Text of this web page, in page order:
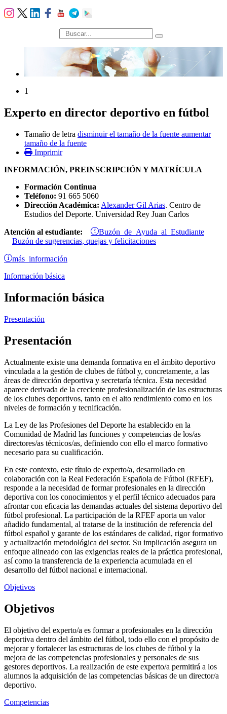
búsqueda
1
Experto en director deportivo en fútbol
Tamaño de letra disminuir el tamaño de la fuente aumentar
tamaño de la fuente
Imprimir
INFORMACIÓN, PREINSCRIPCIÓN Y MATRÍCULA
Formación Continua
Teléfono: 91 665 5060
Dirección Académica: Alexander Gil Arias. Centro de
Estudios del Deporte. Universidad Rey Juan Carlos
Atención al estudiante: Buzón de Ayuda al Estudiante
Buzón de sugerencias, quejas y felicitaciones
más información
Información básica
Información básica
Presentación
Presentación
Actualmente existe una demanda formativa en el ámbito deportivo
vinculada a la gestión de clubes de fútbol y, concretamente, a las
áreas de dirección deportiva y secretaría técnica. Esta necesidad
aparece derivada de la creciente profesionalización de las estructuras
de los clubes deportivos, tanto en el alto rendimiento como en los
niveles de formación y tecnificación.
La Ley de las Profesiones del Deporte ha establecido en la
Comunidad de Madrid las funciones y competencias de los/as
directores/as técnicos/as, definiendo con ello el marco formativo
necesario para su cualificación.
En este contexto, este título de experto/a, desarrollado en
colaboración con la Real Federación Española de Fútbol (RFEF),
responde a la necesidad de formar profesionales en la dirección
deportiva con los conocimientos y el perfil técnico adecuados para
afrontar con eficacia las demandas actuales del sistema deportivo del
fútbol profesional. La participación de la RFEF aporta un valor
añadido fundamental, al tratarse de la institución de referencia del
fútbol español y garante de los estándares de calidad, rigor formativo
y actualización metodológica del sector. Su implicación asegura un
enfoque alineado con las exigencias reales de la práctica profesional,
así como la transferencia de la experiencia acumulada en el
desarrollo del fútbol nacional e internacional.
Objetivos
Objetivos
El objetivo del experto/a es formar a profesionales en la dirección
deportiva dentro del ámbito del fútbol, todo ello con el propósito de
mejorar y fortalecer las estructuras de los clubes de fútbol y la
mejora de las competencias profesionales y personales de sus
gestores deportivos. La realización de este experto/a permitirá a los
alumnos la adquisición de las competencias básicas de un director/a
deportivo.
Competencias